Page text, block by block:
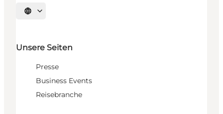
Sprache auswählen
Unsere Seiten
Presse
Business Events
Reisebranche